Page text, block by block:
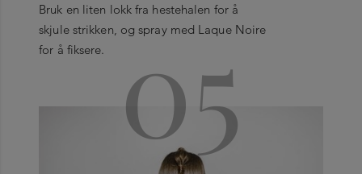
Bruk en liten lokk fra hestehalen for å
skjule strikken, og spray med Laque Noire
for å fiksere.
05